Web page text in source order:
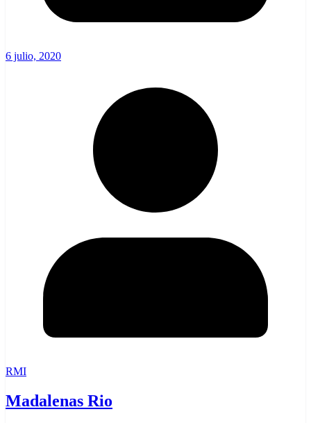
6 julio, 2020
RMI
Madalenas Rio